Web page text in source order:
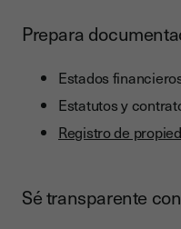
Prepara
Estados
Estatutos y
Registro de
Sé transparente